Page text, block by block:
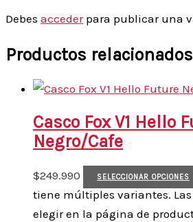
Debes accederpara publicar una
Productos relacionados
Casco Fox V1 Hello
Negro/Cafe
$249.990 SELECCIONAR OPCIONES
tiene múltiples variantes.
elegir en la página de